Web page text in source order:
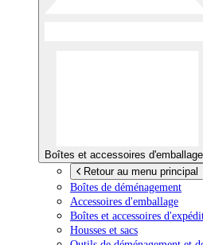
Boîtes et accessoires d'emballage
Retour au menu principal
Boîtes de déménagement
Accessoires d'emballage
Boîtes et accessoires
Housses et sacs